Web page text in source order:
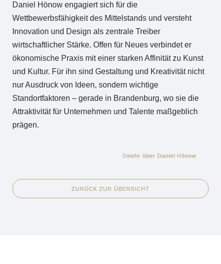
Daniel Hönow engagiert sich für die
Wettbewerbsfähigkeit des Mittelstands und versteht
Innovation und Design als zentrale Treiber
wirtschaftlicher Stärke. Offen für Neues verbindet er
ökonomische Praxis mit einer starken Affinität zu Kunst
und Kultur. Für ihn sind Gestaltung und Kreativität nicht
nur Ausdruck von Ideen, sondern wichtige
Standortfaktoren – gerade in Brandenburg, wo sie die
Attraktivität für Unternehmen und Talente maßgeblich
prägen.
mehr über Daniel Hönow
ZURÜCK ZUR ÜBERSICHT